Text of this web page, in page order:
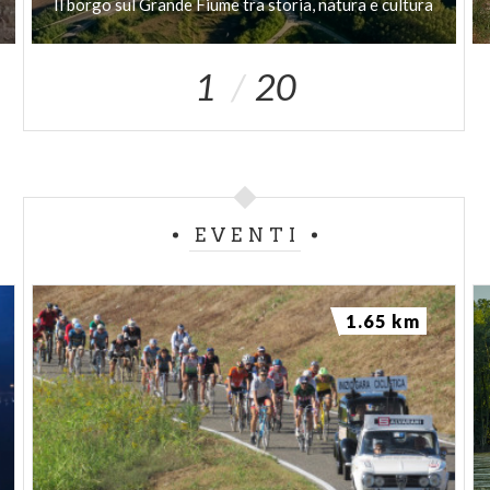
aerei untraleggeri ed alianti, un centro sportivo,
tennis, pallavolo \ pallacanestro , bocce, bar - sala
fiumi, nei boschi e sugli arenili (per l'occasione la
locale Pro Loco, appena rifondata, ha intenzione di
naturalistici).
La riva destra dell'Olona è costeggiata da due
splendidi Lungo-fiume, che dal ponte si diramano a
valle (Lungo Olona F. Garavaglia) ed a Monte (Lungo
Olona Don Battista Trabatti) da dove si possono
ammirare, oltre al paesaggio, gli animali acquatici
presenti nell'ultimo tratto del corso d'acqua
1 20
EVENTI
1.65 km